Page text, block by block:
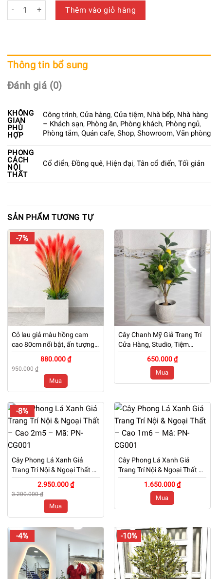
Cành Lựu Giả Cắm Hoa Trang Trí Nhà Cửa, Văn Phòng, Cửa
Thêm vào giỏ hàng
Thông tin bổ sung
Đánh giá (0)
KHÔNG
GIAN
PHÙ
HỢP
Công trình, Cửa hàng, Cửa tiệm, Nhà bếp, Nhà hàng
– Khách sạn, Phòng ăn, Phòng khách, Phòng ngủ,
Phòng tắm, Quán cafe, Shop, Showroom, Văn phòng
PHONG
CÁCH
NỘI
THẤT
Cổ điển, Đồng quê, Hiện đại, Tân cổ điển, Tối giản
SẢN PHẨM TƯƠNG TỰ
-7%
Cỏ lau giả màu hồng cam
cao 80cm nổi bật, ấn tượng
kèm chậu đá mài trắng
880.000 ₫
950.000 ₫
Mua
Cây Chanh Mỹ Giả Trang Trí
Cửa Hàng, Studio, Tiệm
Quán, Văn Phòng, Nhà Cửa
– Cao 60cm – Mã: PN-
650.000 ₫
Mua
-8%
Cây Phong Lá Xanh Giả
Trang Trí Nội & Ngoại Thất –
Cao 2m5 – Mã: PN-CG001
2.950.000 ₫
3.200.000 ₫
Mua
Cây Phong Lá Xanh Giả
Trang Trí Nội & Ngoại Thất –
Cao 1m6 – Mã: PN-CG001
1.650.000 ₫
Mua
-4% -10%